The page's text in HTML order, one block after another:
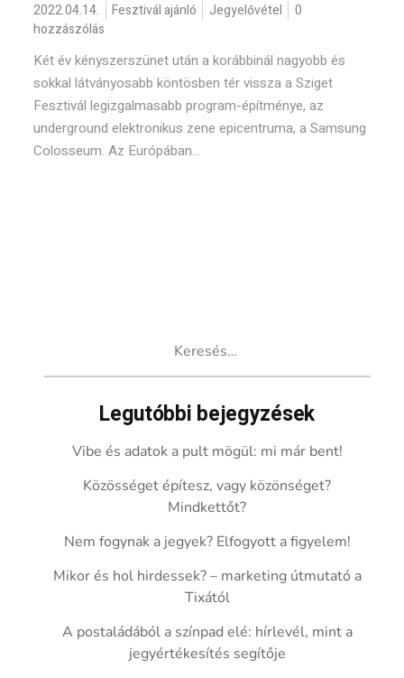
2022.04.14. Fesztivál ajánló Jegyelővétel
0
hozzászólás
Két év kényszerszünet után a korábbinál nagyobb és
sokkal látványosabb köntösben tér vissza a Sziget
Fesztivál legizgalmasabb program-építménye, az
underground elektronikus zene epicentruma, a Samsung
Colosseum. Az Európában...
Legutóbbi bejegyzések
Vibe és adatok a pult mögül: mi már bent!
Közösséget építesz, vagy közönséget?
Mindkettőt?
Nem fogynak a jegyek? Elfogyott a figyelem!
Mikor és hol hirdessek? – marketing útmutató a
Tixától
A postaládából a színpad elé: hírlevél, mint a
jegyértékesítés segítője